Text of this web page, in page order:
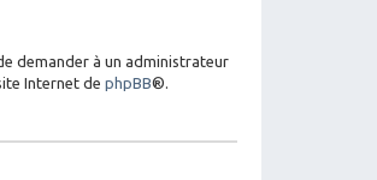
demander à un administrateur
Internet de phpBB®.